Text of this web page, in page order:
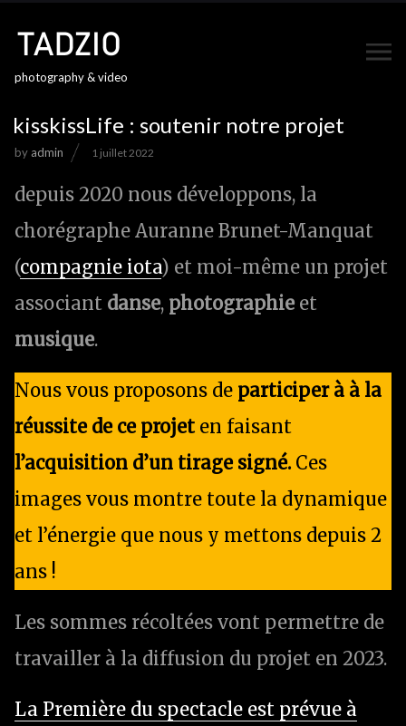
photography & video
kisskissLife : soutenir notre projet
by admin 1 juillet 2022
depuis 2020 nous développons, la
chorégraphe Auranne Brunet-Manquat
(compagnie iota) et moi-même un projet
associant danse, photographie et
musique.
Nous vous proposons de participer à à la
réussite de ce projeten faisant
l’acquisition d’un tirage signé. Ces
images vous montre toute la dynamique
et l’énergie que nous y mettons depuis 2
ans !
Les sommes récoltées vont permettre de
travailler à la diffusion du projet en 2023.
La Première du spectacle est prévue à